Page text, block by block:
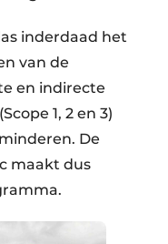
inderdaad het
van de
en indirecte
1, 2 en 3)
De
maakt dus